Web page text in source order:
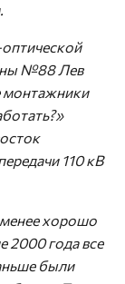
№88 Лев
монтажники
110 кВ
хорошо
2000 года все
были